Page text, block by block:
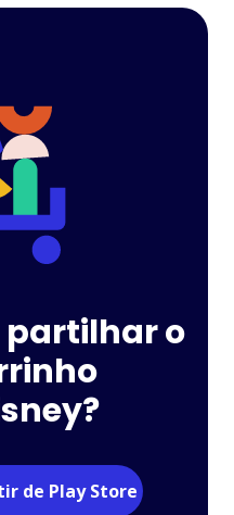
partilhar o
de Play Store